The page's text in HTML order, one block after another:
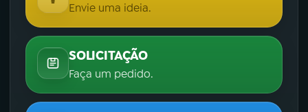
Envie uma ideia.
SOLICITAÇÃO
Faça um pedido.